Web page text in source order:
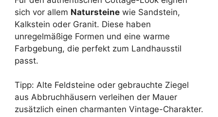
sich vor allem Natursteine wie Sandstein,
Kalkstein oder Granit. Diese haben
unregelmäßige Formen und eine warme
Farbgebung, die perfekt zum Landhausstil
passt.
Tipp: Alte Feldsteine oder gebrauchte Ziegel
aus Abbruchhäusern verleihen der Mauer
zusätzlich einen charmanten Vintage-Charakter.